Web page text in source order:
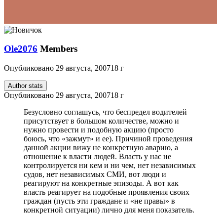
Ole2076 Members
Опубликовано 29 августа, 200718 г
Author stats
Опубликовано 29 августа, 200718 г
Безусловно соглашусь, что беспредел водителей
присутствует в большом количестве, можно и
нужно провести и подобную акцию (просто
боюсь, что «зажмут» и ее). Причиной проведения
данной акции вижу не конкретную аварию, а
отношение к власти людей. Власть у нас не
контролируется ни кем и ни чем, нет независимых
судов, нет независимых СМИ, вот люди и
реагируют на конкретные эпизоды. А вот как
власть реагирует на подобные проявления своих
граждан (пусть эти граждане и «не правы» в
конкретной ситуации) лично для меня показатель.